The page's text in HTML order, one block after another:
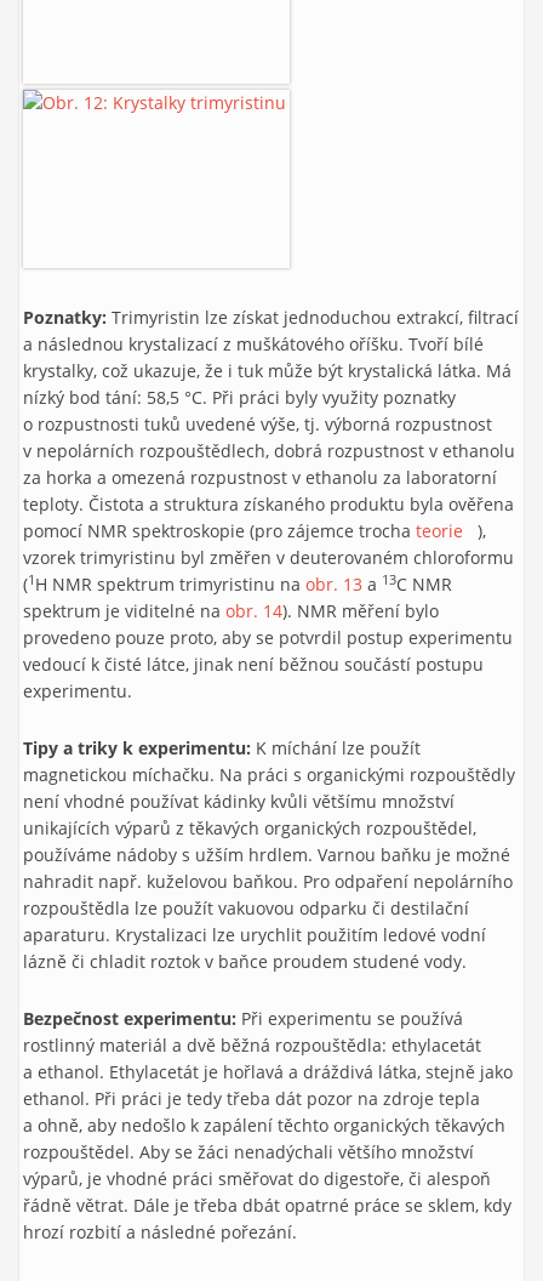
Poznatky: Trimyristin lze získat jednoduchou extrakcí, filtrací
a následnou krystalizací z muškátového oříšku. Tvoří bílé
krystalky, což ukazuje, že i tuk může být krystalická látka. Má
nízký bod tání: 58,5 °C. Při práci byly využity poznatky
o rozpustnosti tuků uvedené výše, tj. výborná rozpustnost
v nepolárních rozpouštědlech, dobrá rozpustnost v ethanolu
za horka a omezená rozpustnost v ethanolu za laboratorní
teploty. Čistota a struktura získaného produktu byla ověřena
pomocí NMR spektroskopie (pro zájemce trocha teorie (link is
external)
),
vzorek trimyristinu byl změřen v deuterovaném chloroformu
(1 H NMR spektrum trimyristinu na obr. 13 a 13C NMR
spektrum je viditelné na obr. 14). NMR měření bylo
provedeno pouze proto, aby se potvrdil postup experimentu
vedoucí k čisté látce, jinak není běžnou součástí postupu
experimentu.
Tipy a triky k experimentu: K míchání lze použít
magnetickou míchačku. Na práci s organickými rozpouštědly
není vhodné používat kádinky kvůli většímu množství
unikajících výparů z těkavých organických rozpouštědel,
používáme nádoby s užším hrdlem. Varnou baňku je možné
nahradit např. kuželovou baňkou. Pro odpaření nepolárního
rozpouštědla lze použít vakuovou odparku či destilační
aparaturu. Krystalizaci lze urychlit použitím ledové vodní
lázně či chladit roztok v baňce proudem studené vody.
Bezpečnost experimentu: Při experimentu se používá
rostlinný materiál a dvě běžná rozpouštědla: ethylacetát
a ethanol. Ethylacetát je hořlavá a dráždivá látka, stejně jako
ethanol. Při práci je tedy třeba dát pozor na zdroje tepla
a ohně, aby nedošlo k zapálení těchto organických těkavých
rozpouštědel. Aby se žáci nenadýchali většího množství
výparů, je vhodné práci směřovat do digestoře, či alespoň
řádně větrat. Dále je třeba dbát opatrné práce se sklem, kdy
hrozí rozbití a následné pořezání.